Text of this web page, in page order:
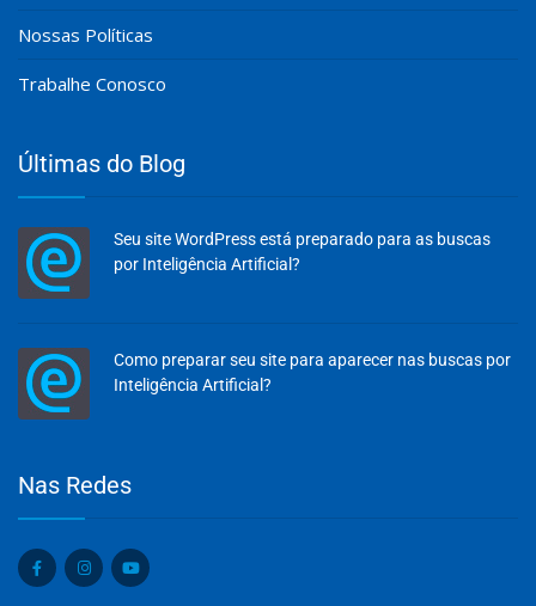
Nossas Políticas
Trabalhe Conosco
Últimas do Blog
Seu site WordPress está preparado para as buscas
por Inteligência Artificial?
Como preparar seu site para aparecer nas buscas por
Inteligência Artificial?
Nas Redes
Olá, insira seus dados para continuar.
Nome